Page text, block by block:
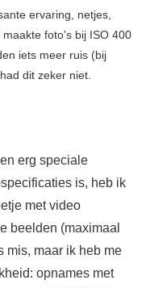
ervaring, netjes,
foto's bij ISO 400
iets meer ruis (bij
dit zeker niet.
erg speciale
is, heb ik
met video
beelden (maximaal
mis, maar ik heb me
opnames met